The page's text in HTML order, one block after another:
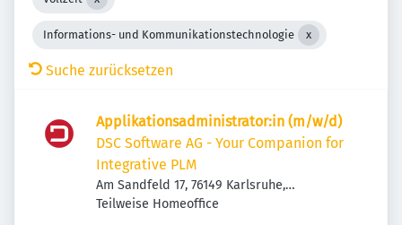
Informations- und Kommunikationstechnologie
Suche zurücksetzen
Applikationsadministrator:in (m/w/d)
DSC Software AG - Your Companion for
Integrative PLM
Am Sandfeld 17, 76149 Karlsruhe,
Deutschland
Teilweise Homeoffice